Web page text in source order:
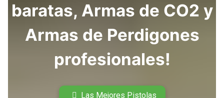
baratas, Armas de CO2 y
Armas de Perdigones
profesionales!
Las Mejores Pistolas